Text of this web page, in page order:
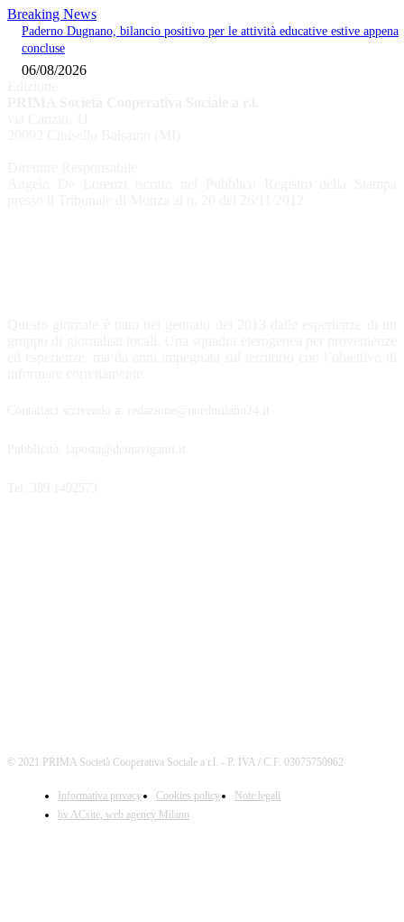
Breaking News
Paderno Dugnano, bilancio positivo per le attività educative estive appena
concluse
06/08/2026
© 2021 PRIMA Società Cooperativa Sociale a r.l. - P. IVA / C.F. 03075750962
Informativa privacy Cookies policy
Note legali
by ACsite, web agency Milano